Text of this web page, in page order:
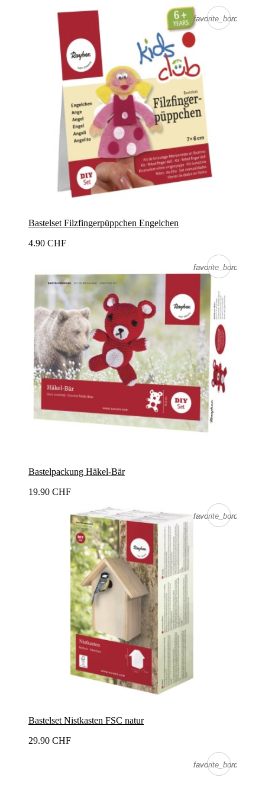
favorite_border
favorite_border
Bastelset Filzfingerpüppchen Engelchen
4.90 CHF
favorite_border
favorite_border
Bastelpackung Häkel-Bär
19.90 CHF
favorite_border
favorite_border
Bastelset Nistkasten FSC natur
29.90 CHF
favorite_border
favorite_border